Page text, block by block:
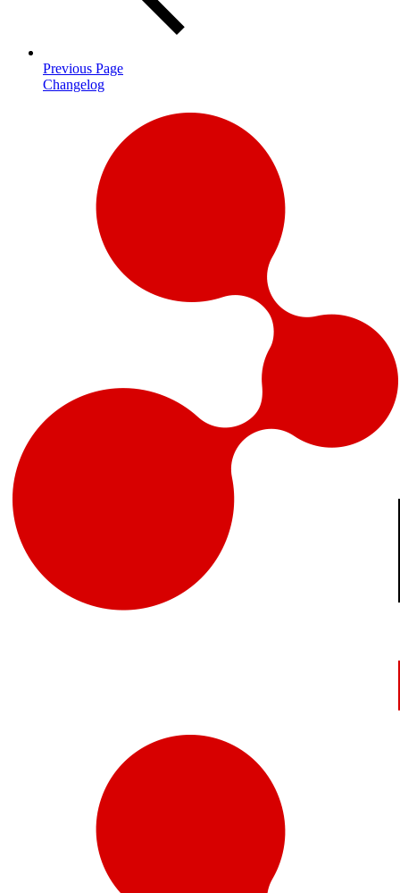
Previous Page
Changelog